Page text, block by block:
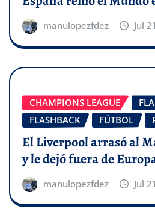
manulopezfdez Jul
CHAMPIONS LEAGUE
FLASHBACK
FÚTBOL
El Liverpool arrasó al
y le dejó fuera de
manulopezfdez Jul